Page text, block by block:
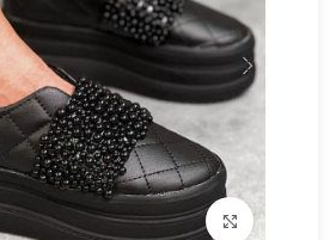
برای بزرگنمایی کلیک کنید